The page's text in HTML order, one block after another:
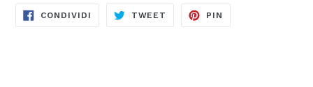
CONDIVIDI CONDIVIDITWEET TWITTA
PIN